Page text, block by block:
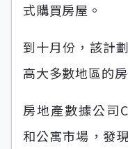
式購買房屋。
到十月份，該計
高大多數地區的
房地產數據公司
和公寓市場，發